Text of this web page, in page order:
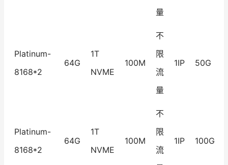
量
Platinum-
8168*2
64G
1T
NVME
100M
不
限
流
量
1IP 50G
Platinum-
8168*2
64G
1T
NVME
100M
不
限
流
1IP 100G